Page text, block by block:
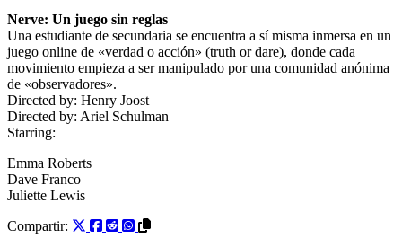
Nerve: Un juego sin reglas
Una estudiante de secundaria se encuentra a sí misma inmersa en un
juego online de «verdad o acción» (truth or dare), donde cada
movimiento empieza a ser manipulado por una comunidad anónima
de «observadores».
Directed by: Henry Joost
Directed by: Ariel Schulman
Starring:
Emma Roberts
Dave Franco
Juliette Lewis
Compartir: